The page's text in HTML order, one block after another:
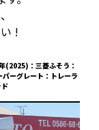
!
(2025)：三菱ふそう：
パーグレート：トレーラ